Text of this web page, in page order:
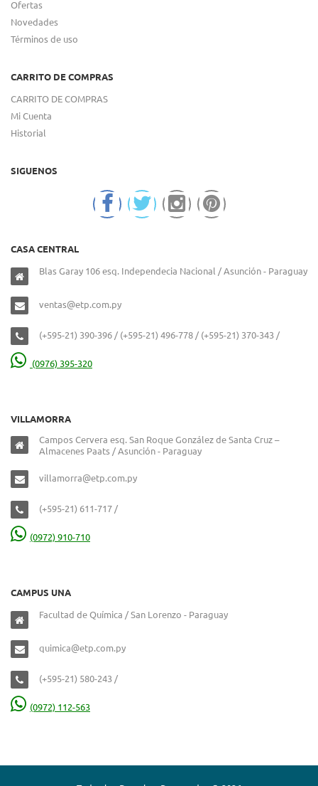
Ofertas
Novedades
Términos de uso
CARRITO DE COMPRAS
CARRITO DE COMPRAS
Mi Cuenta
Historial
SIGUENOS
CASA CENTRAL
Blas Garay 106 esq. Independecia Nacional / Asunción - Paraguay
ventas@etp.com.py
(+595-21) 390-396 / (+595-21) 496-778 / (+595-21) 370-343 /
(0976) 395-320
VILLAMORRA
Campos Cervera esq. San Roque González de Santa Cruz –
Almacenes Paats / Asunción - Paraguay
villamorra@etp.com.py
(+595-21) 611-717 /
(0972) 910-710
CAMPUS UNA
Facultad de Química / San Lorenzo - Paraguay
quimica@etp.com.py
(+595-21) 580-243 /
(0972) 112-563